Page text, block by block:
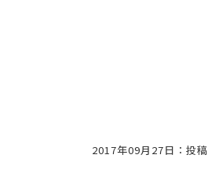
2017年09月27日：投稿